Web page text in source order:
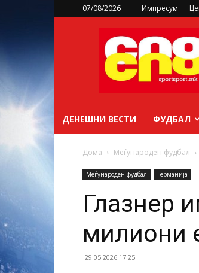
07/08/2026 Импресум
sportsport.mk
ДЕНЕШНИ ВЕСТИ ФУДБАЛ
Дома Меѓународен фудбал
Меѓународен фудбал Германија
Глазнер
милиони
29.05.2026 17:25